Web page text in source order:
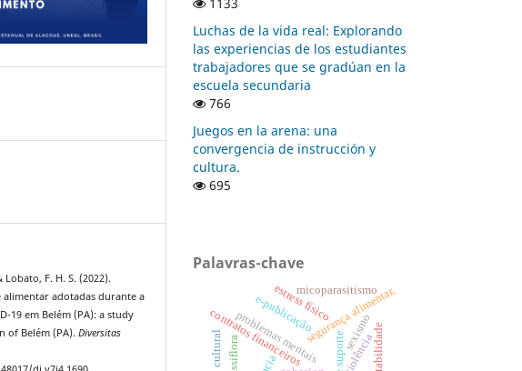
Lobato, F. H. S. (2022).
alimentar adotadas durante a
19 em Belém (PA): a study
of Belém (PA).Diversitas
Luchas de la vida real: Explorando
las experiencias de los estudiantes
trabajadores que se gradúan en la
escuela secundaria
766
Juegos en la arena: una
convergencia de instrucción y
cultura.
695
Palavras-chave
problemas mentaissegurança alimentar,
contratos financeiros
estress físico
violência
e-publicação
micoparasitismo
passiflora estabilidade
sexismo